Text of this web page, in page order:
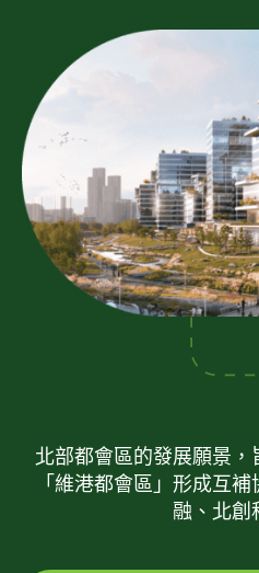
北部都會區的發展願景
「維港都會區」形成互
融、北創